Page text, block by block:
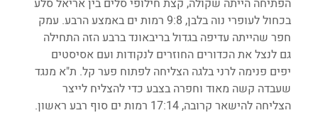
בכחול לעופרי נוה בלבן, 9:8 רמות ים באמצע הרבע. עמק
חפר שהייתה עדיפה בגדול בריבאונד ברבע הזה התחילה
גם לנצל את הכדורים החוזרים לנקודות ועם אסיסטים
יפים פנימה לרני בלגה הצליחה לפתוח פער קל. ת"א מנגד
שעבדה קשה מאוד וחפרה בצבע כדי להצליח לייצר
הצליחה להישאר קרובה, 17:14 רמות ים סוף רבע ראשון.